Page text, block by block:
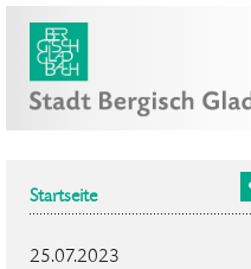
Startseite
25.07.2023